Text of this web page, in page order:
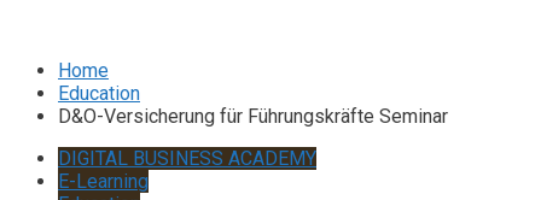
Home
Education
D&O-Versicherung für Führungskräfte Seminar
DIGITAL BUSINESS ACADEMY
E-Learning